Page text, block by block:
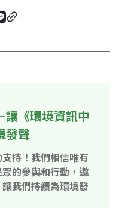
《環境資訊中
發聲
持！我們相信唯有
的參與和行動，邀
我們持續為環境發